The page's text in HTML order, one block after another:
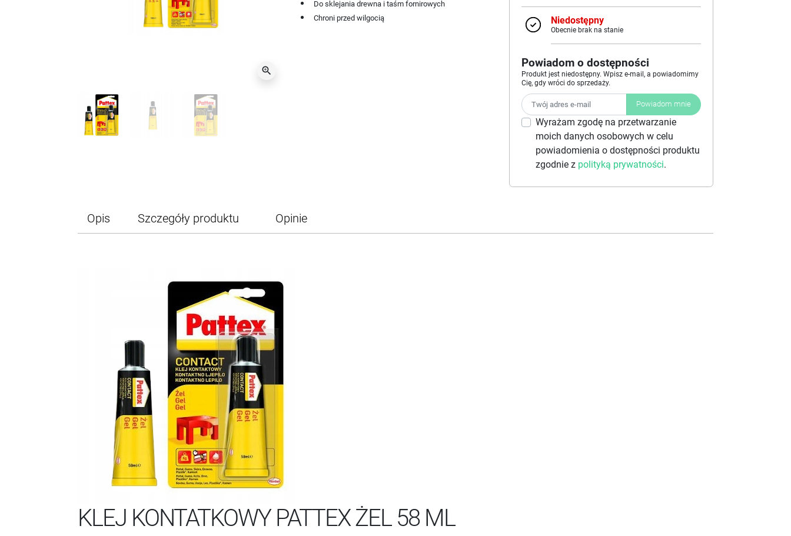
zoom_in
Do sklejania drewna i taśm fornirowych
Chroni przed wilgocią
Niedostępny
Obecnie brak na stanie
Powiadom o dostępności
Produkt jest niedostępny. Wpisz e-mail, a powiadomimy
Cię, gdy wróci do sprzedaży.
Powiadom mnie
Wyrażam zgodę na przetwarzanie
moich danych osobowych w celu
powiadomienia o dostępności produktu
zgodnie z polityką prywatności.
Opis Szczegóły produktu Opinie
KLEJ KONTATKOWY PATTEX ŻEL 58 ML